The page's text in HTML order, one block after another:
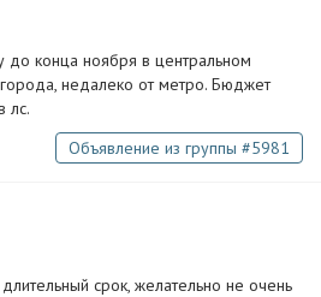
до конца ноября в центральном
недалеко от метро. Бюджет
лс.
Объявление из группы #5981
срок, желательно не очень